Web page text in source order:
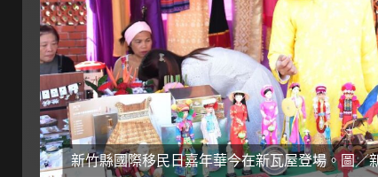
新竹縣國際移民日嘉年華今在新瓦屋登場。圖／